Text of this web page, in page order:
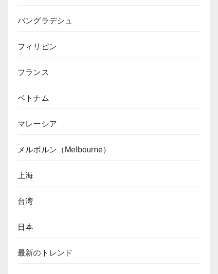
バングラデシュ
フィリピン
フランス
ベトナム
マレーシア
メルボルン（Melbourne）
上海
台湾
日本
最新のトレンド